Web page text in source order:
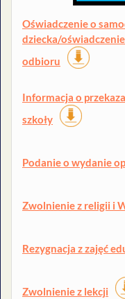
Oświadczenie o
dziecka/
odbioru
Informacja o
szkoły
Podanie o wydanie
Zwolnienie z religii i
Rezygnacja z zajęć
Zwolnienie z lekcji